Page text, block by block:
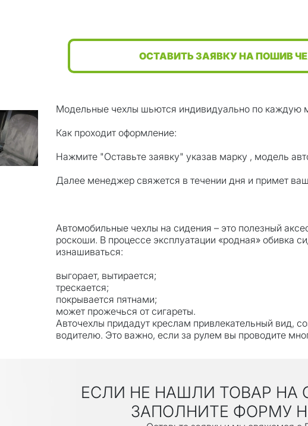
ОСТАВИТЬ ЗАЯВКУ НА ПОШИВ
Модельные чехлы шьются индивидуально по каждую
Как проходит оформление:
Нажмите "Оставьте заявку" указав марку , модель
Далее менеджер свяжется в течении дня и примет
Автомобильные чехлы на сидения – это полезный
роскоши. В процессе эксплуатации «родная» обивка
изнашиваться:
выгорает, вытирается;
трескается;
покрывается пятнами;
может прожечься от сигареты.
Авточехлы придадут креслам привлекательный вид,
водителю. Это важно, если за рулем вы проводите
ЕСЛИ НЕ НАШЛИ ТОВАР НА
ЗАПОЛНИТЕ ФОРМУ